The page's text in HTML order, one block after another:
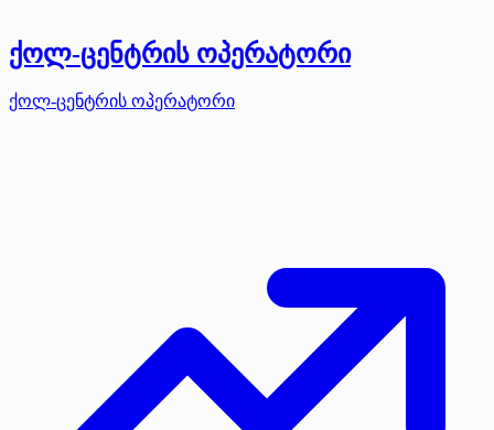
ქოლ-ცენტრის ოპერატორი
ქოლ-ცენტრის ოპერატორი